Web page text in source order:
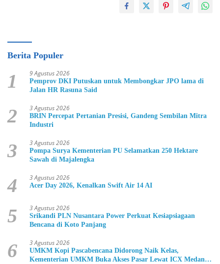
Berita Populer
1 9 Agustus 2026
Pemprov DKI Putuskan untuk Membongkar JPO lama di
Jalan HR Rasuna Said
2 3 Agustus 2026
BRIN Percepat Pertanian Presisi, Gandeng Sembilan Mitra
Industri
3 3 Agustus 2026
Pompa Surya Kementerian PU Selamatkan 250 Hektare
Sawah di Majalengka
4 3 Agustus 2026
Acer Day 2026, Kenalkan Swift Air 14 AI
5 3 Agustus 2026
Srikandi PLN Nusantara Power Perkuat Kesiapsiagaan
Bencana di Koto Panjang
6 3 Agustus 2026
UMKM Kopi Pascabencana Didorong Naik Kelas,
Kementerian UMKM Buka Akses Pasar Lewat ICX Medan